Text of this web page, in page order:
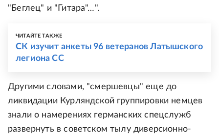
"Беглец" и "Гитара"…".
ЧИТАЙТЕ ТАКЖЕ
СК изучит анкеты 96 ветеранов Латышского
легиона СС
Другими словами, "смершевцы" еще до
ликвидации Курляндской группировки немцев
знали о намерениях германских спецслужб
развернуть в советском тылу диверсионно-